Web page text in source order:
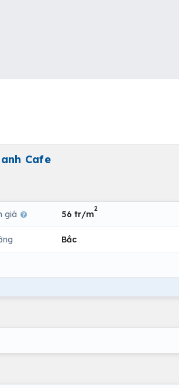
Cafe
giá 56 tr/m
2
Bắc